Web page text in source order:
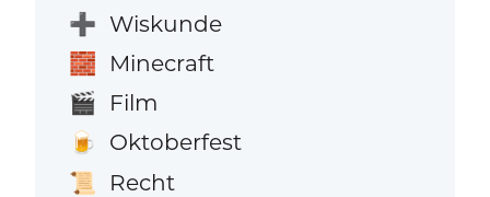
➕ Wiskunde
🧱 Minecraft
🎬 Film
🍺 Oktoberfest
📜 Recht